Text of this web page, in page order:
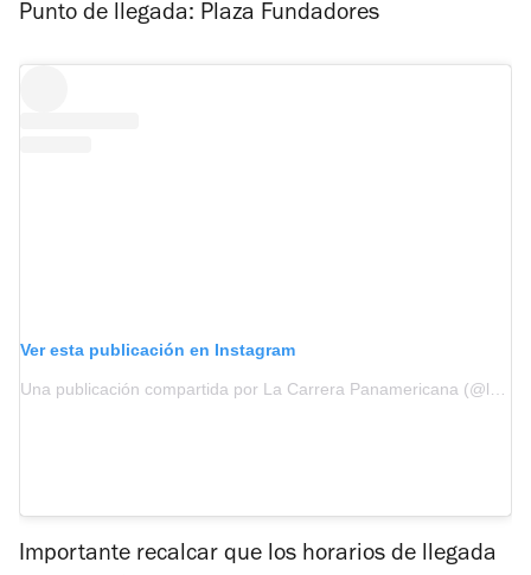
Punto de llegada: Plaza Fundadores
Ver esta publicación en Instagram
Importante recalcar que los horarios de llegada